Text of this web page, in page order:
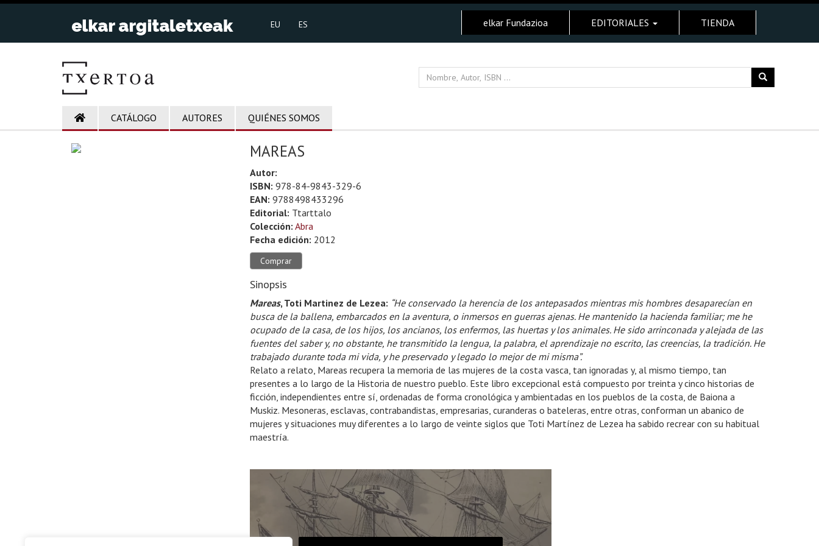
EU ES elkar Fundazioa EDITORIALES TIENDA
CATÁLOGO AUTORES QUIÉNES SOMOS
MAREAS
Autor:
ISBN: 978-84-9843-329-6
EAN: 9788498433296
Editorial: Ttarttalo
Colección: Abra
Fecha edición: 2012
Comprar
Sinopsis
Mareas, Toti Martinez de Lezea: “He conservado la herencia de los antepasados mientras mis hombres desaparecían en
busca de la ballena, embarcados en la aventura, o inmersos en guerras ajenas. He mantenido la hacienda familiar; me he
ocupado de la casa, de los hijos, los ancianos, los enfermos, las huertas y los animales. He sido arrinconada y alejada de las
fuentes del saber y, no obstante, he transmitido la lengua, la palabra, el aprendizaje no escrito, las creencias, la tradición. He
trabajado durante toda mi vida, y he preservado y legado lo mejor de mi misma”.
Relato a relato, Mareas recupera la memoria de las mujeres de la costa vasca, tan ignoradas y, al mismo tiempo, tan
presentes a lo largo de la Historia de nuestro pueblo. Este libro excepcional está compuesto por treinta y cinco historias de
ficción, independientes entre sí, ordenadas de forma cronológica y ambientadas en los pueblos de la costa, de Baiona a
Muskiz. Mesoneras, esclavas, contrabandistas, empresarias, curanderas o bateleras, entre otras, conforman un abanico de
mujeres y situaciones muy diferentes a lo largo de veinte siglos que Toti Martínez de Lezea ha sabido recrear con su habitual
maestría.